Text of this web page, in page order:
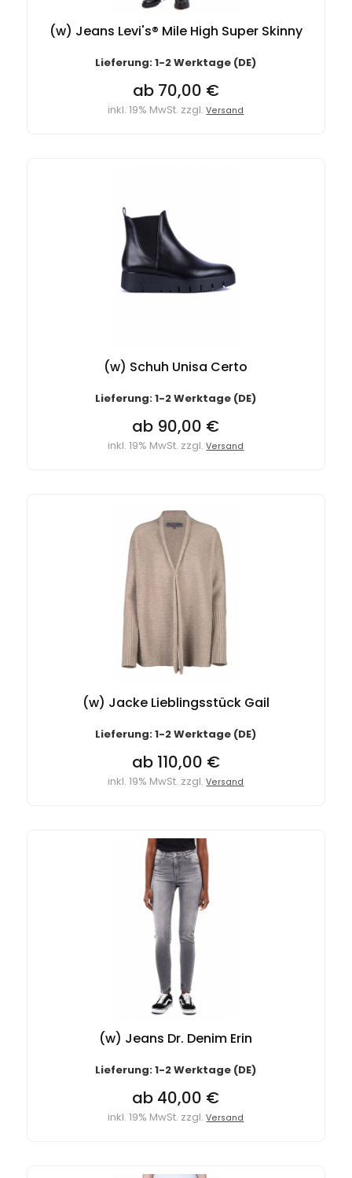
(w) Jeans Levi's® Mile High Super Skinny
Lieferung: 1-2 Werktage (DE)
ab 70,00 €
inkl. 19% MwSt. zzgl.Versand
(w) Schuh Unisa Certo
Lieferung: 1-2 Werktage (DE)
ab 90,00 €
inkl. 19% MwSt. zzgl.Versand
(w) Jacke Lieblingsstück Gail
Lieferung: 1-2 Werktage (DE)
ab 110,00 €
inkl. 19% MwSt. zzgl.Versand
(w) Jeans Dr. Denim Erin
Lieferung: 1-2 Werktage (DE)
ab 40,00 €
inkl. 19% MwSt. zzgl.Versand